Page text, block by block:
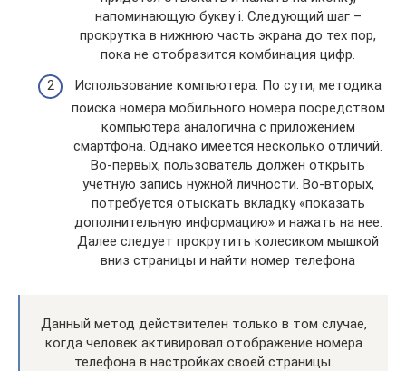
напоминающую букву i. Следующий шаг –
прокрутка в нижнюю часть экрана до тех пор,
пока не отобразится комбинация цифр.
Использование компьютера. По сути, методика
поиска номера мобильного номера посредством
компьютера аналогична с приложением
смартфона. Однако имеется несколько отличий.
Во-первых, пользователь должен открыть
учетную запись нужной личности. Во-вторых,
потребуется отыскать вкладку «показать
дополнительную информацию» и нажать на нее.
Далее следует прокрутить колесиком мышкой
вниз страницы и найти номер телефона
Данный метод действителен только в том случае,
когда человек активировал отображение номера
телефона в настройках своей страницы.